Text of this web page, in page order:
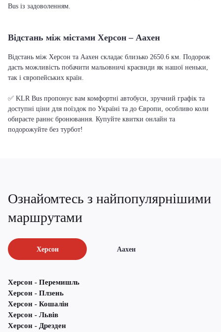
Bus із задоволенням.
Відстань між містами Херсон – Аахен
Відстань між Херсон та Аахен складає близько 2650.6 км. Подорож
дасть можливість побачити мальовничі краєвиди як нашої неньки,
так і європейських країн.
✅ KLR Bus пропонує вам комфортні автобуси, зручний графік та
доступні ціни для поїздок по Україні та до Європи, особливо коли
обираєте раннє бронювання. Купуйте квитки онлайн та
подорожуйте без турбот!
Ознайомтесь з найпопулярнішими
маршрутами
Херсон Аахен
Херсон - Перемишль
Херсон - Плзень
Херсон - Кошалін
Херсон - Львів
Херсон - Дрезден